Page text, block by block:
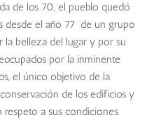
de los 70, el pueblo quedó
desde el año 77 de un grupo
la belleza del lugar y por su
por la inminente
el único objetivo de la
de los edificios y
a sus condiciones